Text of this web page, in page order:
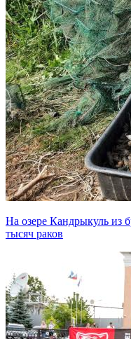
На озере Кандрыкуль из
тысяч раков